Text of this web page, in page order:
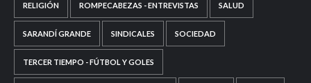
RELIGIÓN ROMPECABEZAS - ENTREVISTAS SALUD
SARANDÍ GRANDE SINDICALES SOCIEDAD
TERCER TIEMPO - FÚTBOL Y GOLES